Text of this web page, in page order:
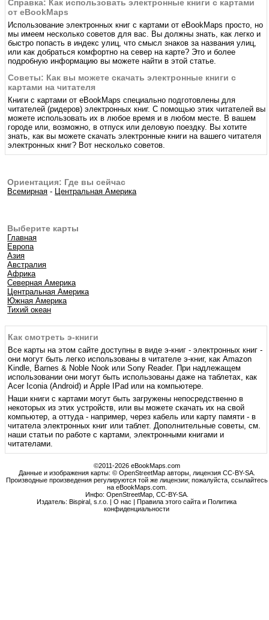
Справка: Как использовать электронные книги с картами
от eBookMaps
Использование электронных книг с картами от eBookMaps простo, но
мы имеем несколько советов для вас. Вы должны знать, как легко и
быстро попасть в индекс улиц, что смысл знаков за названия улиц,
или как добраться комфортно на север на карте? Это и более
подробную информацию вы можете найти в этой статье.
Советы: Как вы можете скачать электронные книги с
картами на читателя
Книги с картами от eBookMaps специально подготовлены для
читателей (ридеров) электронных книг. С помощью этих читателей вы
можете использовать их в любое время и в любом месте. В вашем
городе или, возможно, в отпуск или деловую поездку. Вы хотите
знать, как вы можете скачать электронные книги на вашего читателя
электронных книг? Вот несколько советов.
Ориентация: Где вы сейчас
Всемирная - Центральная Америка
Выберите карты
Главная
Европа
Азия
Австралия
Африка
Северная Америка
Центральная Америка
Южная Америка
Тихий океан
Как смотреть э-книги
Все карты на этом сайте доступны в виде э-книг - электронных книг -
они могут быть легко использованы в читателе э-книг, как Amazon
Kindle, Barnes & Noble Nook или Sony Reader. При надлежащем
использовании они могут быть использованы даже на таблетах, как
Acer Iconia (Android) и Apple IPad или на компьютере.
Наши книги с картами могут быть загружены непосредственно в
некоторых из этих устройств, или вы можете скачать их на свой
компьютер, а оттуда - например, через кабель или карту памяти - в
читатела электронных книг или таблет. Дополнительные советы, см.
наши статьи по работе с картами, электронными книгами и
читателами.
©2011-2026 eBookMaps.com
Данные и изображения карты: © OpenStreetMap авторы, лицензия CC-BY-SA.
Производные произведения регулируются той же лицензии; пожалуйста, ссылайтесь
на eBookMaps.com.
Инфо: OpenStreetMap, CC-BY-SA.
Издатель: Bispiral, s.r.o. |О нас |Правила этого сайта и Политика
конфиденциальности